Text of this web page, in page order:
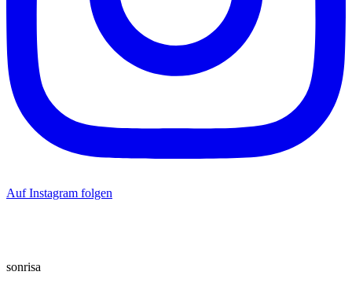
Auf Instagram folgen
sonrisa